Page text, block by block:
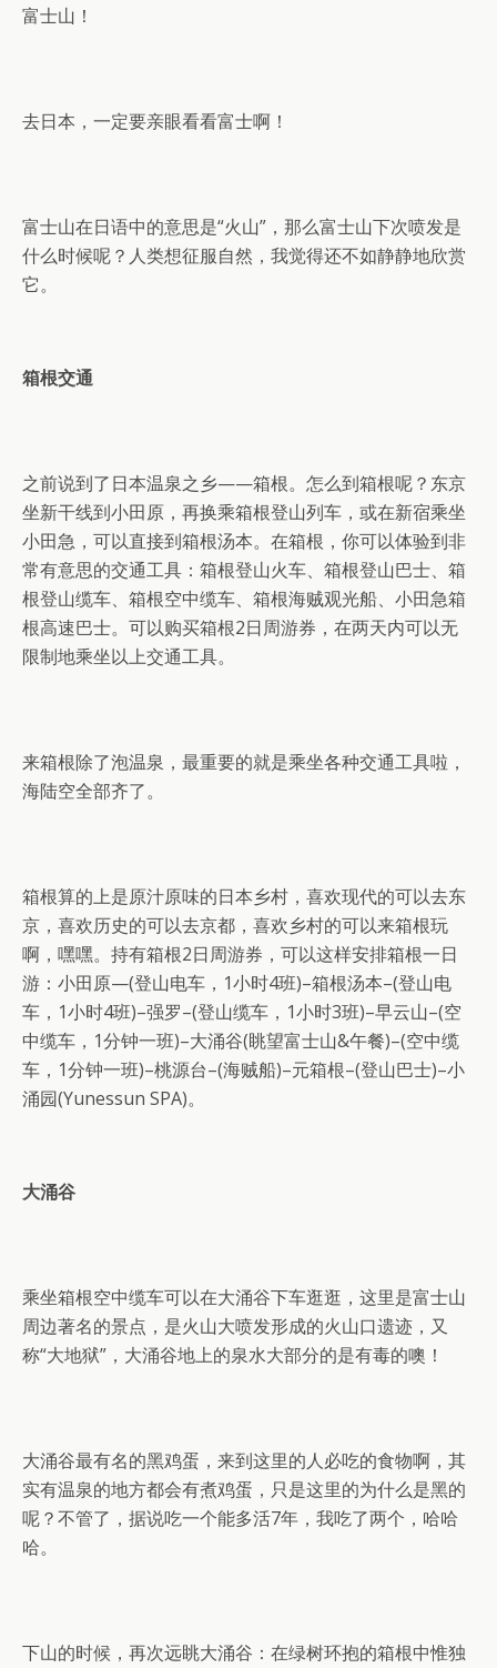
富士山！
去日本，一定要亲眼看看富士啊！
富士山在日语中的意思是“火山”，那么富士山下次喷发是
什么时候呢？人类想征服自然，我觉得还不如静静地欣赏
它。
箱根交通
之前说到了日本温泉之乡——箱根。怎么到箱根呢？东京
坐新干线到小田原，再换乘箱根登山列车，或在新宿乘坐
小田急，可以直接到箱根汤本。在箱根，你可以体验到非
常有意思的交通工具：箱根登山火车、箱根登山巴士、箱
根登山缆车、箱根空中缆车、箱根海贼观光船、小田急箱
根高速巴士。可以购买箱根2日周游券，在两天内可以无
限制地乘坐以上交通工具。
来箱根除了泡温泉，最重要的就是乘坐各种交通工具啦，
海陆空全部齐了。
箱根算的上是原汁原味的日本乡村，喜欢现代的可以去东
京，喜欢历史的可以去京都，喜欢乡村的可以来箱根玩
啊，嘿嘿。持有箱根2日周游券，可以这样安排箱根一日
游：小田原—(登山电车，1小时4班)–箱根汤本–(登山电
车，1小时4班)–强罗–(登山缆车，1小时3班)–早云山–(空
中缆车，1分钟一班)–大涌谷(眺望富士山&午餐)–(空中缆
车，1分钟一班)–桃源台–(海贼船)–元箱根–(登山巴士)–小
涌园(Yunessun SPA)。
大涌谷
乘坐箱根空中缆车可以在大涌谷下车逛逛，这里是富士山
周边著名的景点，是火山大喷发形成的火山口遗迹，又
称“大地狱”，大涌谷地上的泉水大部分的是有毒的噢！
大涌谷最有名的黑鸡蛋，来到这里的人必吃的食物啊，其
实有温泉的地方都会有煮鸡蛋，只是这里的为什么是黑的
呢？不管了，据说吃一个能多活7年，我吃了两个，哈哈
哈。
下山的时候，再次远眺大涌谷：在绿树环抱的箱根中惟独